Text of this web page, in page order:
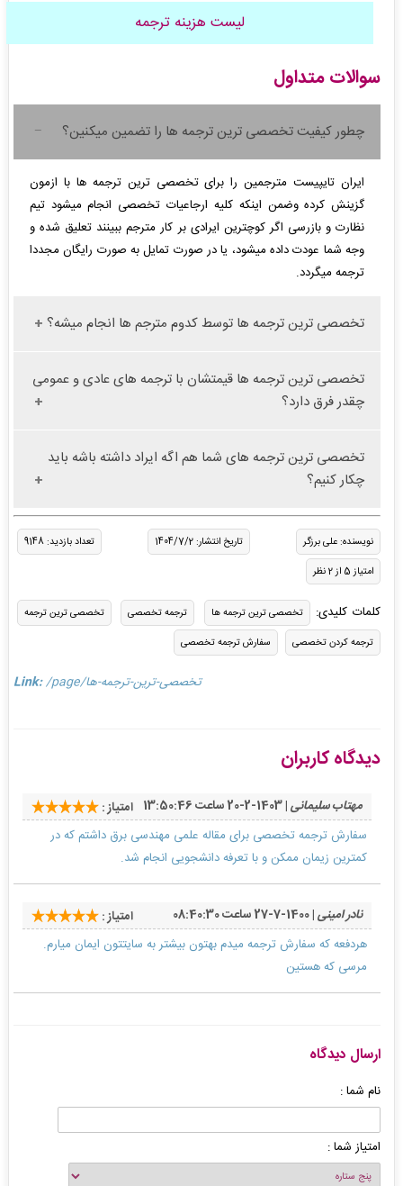
لیست هزینه ترجمه
سوالات متداول
چطور کیفیت تخصصی ترین ترجمه ها را تضمین میکنین؟
ایران تایپیست مترجمین را برای تخصصی ترین ترجمه ها با ازمون
گزینش کرده وضمن اینکه کلیه ارجاعیات تخصصی انجام میشود تیم
نظارت و بازرسی اگر کوچترین ایرادی بر کار مترجم ببینند تعلیق شده و
وجه شما عودت داده میشود، یا در صورت تمایل به صورت رایگان مجددا
ترجمه میگردد.
تخصصی ترین ترجمه ها توسط کدوم مترجم ها انجام میشه؟
تخصصی ترین ترجمه ها قیمتشان با ترجمه های عادی و عمومی
چقدر فرق دارد؟
تخصصی ترین ترجمه های شما هم اگه ایراد داشته باشه باید
چکار کنیم؟
نویسنده: علی برزگر تاریخ انتشار: 1404/7/2
تعداد بازدید: 9148
امتیاز 5 از 2 نظر
کلمات کلیدی: تخصصی ترین ترجمه ها ترجمه تخصصی
تخصصی ترین ترجمه
ترجمه کردن تخصصی
سفارش ترجمه تخصصی
Link: /page/تخصصی-ترین-ترجمه-ها
دیدگاه کاربران
مهتاب سلیمانی| 1403-2-20 ساعت 13:50:46
امتیاز :
سفارش ترجمه تخصصی برای مقاله علمی مهندسی برق داشتم که در
کمترین زیمان ممکن و با تعرفه دانشجویی انجام شد.
نادر امینی| 1400-7-27 ساعت 08:40:30
امتیاز :
هردفعه که سفارش ترجمه میدم بهتون بیشتر به سایتتون ایمان میارم.
مرسی که هستین
ارسال دیدگاه
نام شما :
امتیاز شما :